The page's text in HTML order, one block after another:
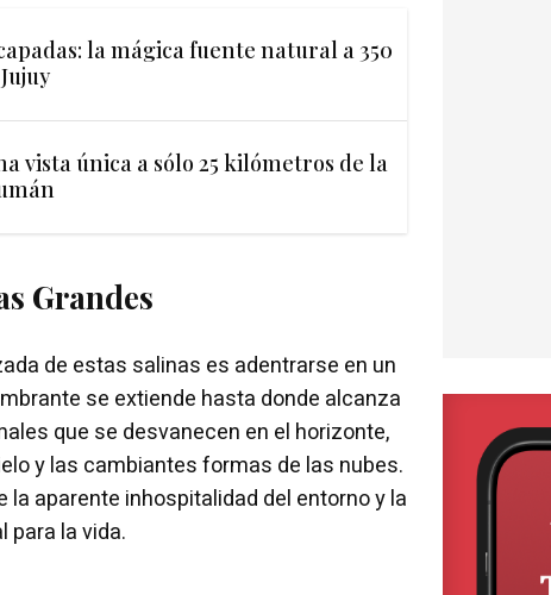
la mágica fuente natural a 350
vista única a sólo 25 kilómetros de la
Grandes
de estas salinas es adentrarse en un
se extiende hasta donde alcanza
que se desvanecen en el horizonte,
y las cambiantes formas de las nubes.
aparente inhospitalidad del entorno y la
para la vida.